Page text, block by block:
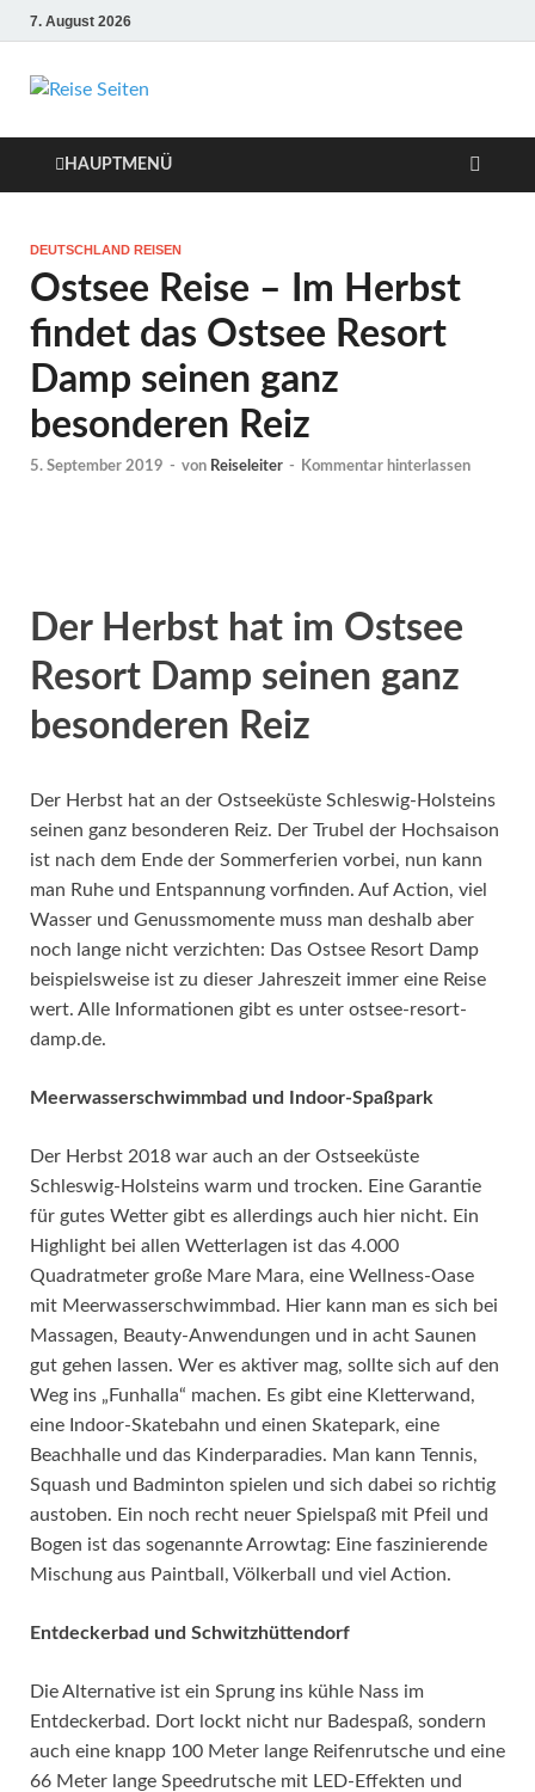
7. August 2026
Die besten Reise-
Webseiten für
Ihre perfekte
Reiseplanung
HAUPTMENÜ
DEUTSCHLAND REISEN
Ostsee Reise – Im Herbst
findet das Ostsee Resort
Damp seinen ganz
besonderen Reiz
5. September 2019 - von Reiseleiter - Kommentar hinterlassen
Der Herbst hat im Ostsee
Resort Damp seinen ganz
besonderen Reiz
Der Herbst hat an der Ostseeküste Schleswig-Holsteins
seinen ganz besonderen Reiz. Der Trubel der Hochsaison
ist nach dem Ende der Sommerferien vorbei, nun kann
man Ruhe und Entspannung vorfinden. Auf Action, viel
Wasser und Genussmomente muss man deshalb aber
noch lange nicht verzichten: Das Ostsee Resort Damp
beispielsweise ist zu dieser Jahreszeit immer eine Reise
wert. Alle Informationen gibt es unter ostsee-resort-
damp.de.
Meerwasserschwimmbad und Indoor-Spaßpark
Der Herbst 2018 war auch an der Ostseeküste
Schleswig-Holsteins warm und trocken. Eine Garantie
für gutes Wetter gibt es allerdings auch hier nicht. Ein
Highlight bei allen Wetterlagen ist das 4.000
Quadratmeter große Mare Mara, eine Wellness-Oase
mit Meerwasserschwimmbad. Hier kann man es sich bei
Massagen, Beauty-Anwendungen und in acht Saunen
gut gehen lassen. Wer es aktiver mag, sollte sich auf den
Weg ins „Funhalla“ machen. Es gibt eine Kletterwand,
eine Indoor-Skatebahn und einen Skatepark, eine
Beachhalle und das Kinderparadies. Man kann Tennis,
Squash und Badminton spielen und sich dabei so richtig
austoben. Ein noch recht neuer Spielspaß mit Pfeil und
Bogen ist das sogenannte Arrowtag: Eine faszinierende
Mischung aus Paintball, Völkerball und viel Action.
Entdeckerbad und Schwitzhüttendorf
Die Alternative ist ein Sprung ins kühle Nass im
Entdeckerbad. Dort lockt nicht nur Badespaß, sondern
auch eine knapp 100 Meter lange Reifenrutsche und eine
66 Meter lange Speedrutsche mit LED-Effekten und